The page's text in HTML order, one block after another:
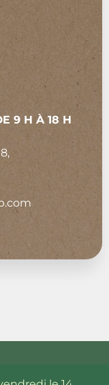
9 H À 18 H